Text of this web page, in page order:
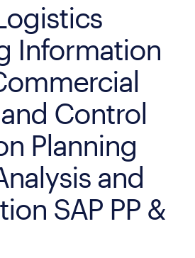
Information
Control
Planning
and
SAP PP &